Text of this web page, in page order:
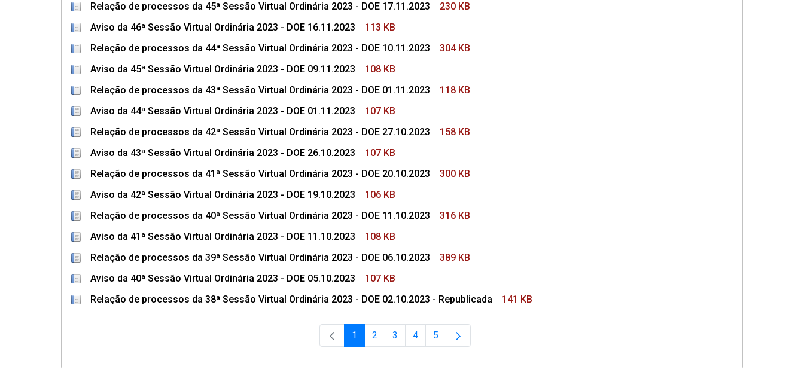
Relação de processos da 45ª Sessão Virtual Ordinária 2023 - DOE 17.11.2023
230 KB
Aviso da 46ª Sessão Virtual Ordinária 2023 - DOE 16.11.2023
113 KB
Relação de processos da 44ª Sessão Virtual Ordinária 2023 - DOE 10.11.2023
304 KB
Aviso da 45ª Sessão Virtual Ordinária 2023 - DOE 09.11.2023
108 KB
Relação de processos da 43ª Sessão Virtual Ordinária 2023 - DOE 01.11.2023
118 KB
Aviso da 44ª Sessão Virtual Ordinária 2023 - DOE 01.11.2023
107 KB
Relação de processos da 42ª Sessão Virtual Ordinária 2023 - DOE 27.10.2023
158 KB
Aviso da 43ª Sessão Virtual Ordinária 2023 - DOE 26.10.2023
107 KB
Relação de processos da 41ª Sessão Virtual Ordinária 2023 - DOE 20.10.2023
300 KB
Aviso da 42ª Sessão Virtual Ordinária 2023 - DOE 19.10.2023
106 KB
Relação de processos da 40ª Sessão Virtual Ordinária 2023 - DOE 11.10.2023
316 KB
Aviso da 41ª Sessão Virtual Ordinária 2023 - DOE 11.10.2023
108 KB
Relação de processos da 39ª Sessão Virtual Ordinária 2023 - DOE 06.10.2023
389 KB
Aviso da 40ª Sessão Virtual Ordinária 2023 - DOE 05.10.2023
107 KB
Relação de processos da 38ª Sessão Virtual Ordinária 2023 - DOE 02.10.2023 - Republicada
141 KB
Página
1 Página
2 Página
3 Página
4 Página
5